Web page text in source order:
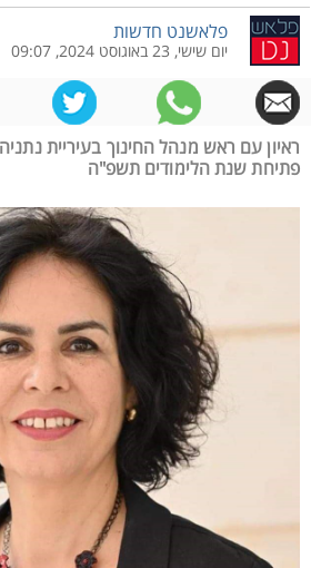
פלאשנט חדשות
יום שישי, 23 באוגוסט 2024, 09:07
ראיון עם ראש מנהל החינוך בעיריית
פתיחת שנת הלימודים תשפ"ה